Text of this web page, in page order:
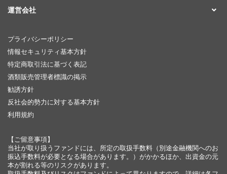
運営会社
プライバシーポリシー
情報セキュリティ基本方針
特定商取引法に基づく表記
酒類販売管理者標識の掲示
勧誘方針
反社会的勢力に対する基本方針
利用規約
【ご留意事項】
当社が取り扱うファンドには、所定の取扱手数料（別途金融機関へのお
振込手数料が必要となる場合があります。）がかかるほか、出資金の元
本が割れる等のリスクがあります。